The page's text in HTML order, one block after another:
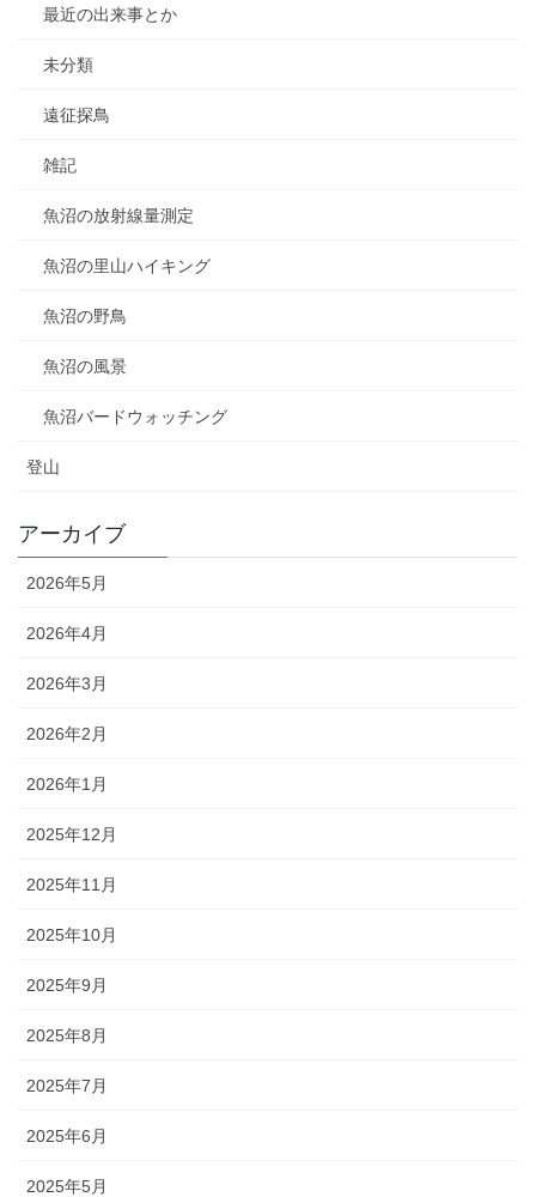
最近の出来事とか
未分類
遠征探鳥
雑記
魚沼の放射線量測定
魚沼の里山ハイキング
魚沼の野鳥
魚沼の風景
魚沼バードウォッチング
登山
アーカイブ
2026年5月
2026年4月
2026年3月
2026年2月
2026年1月
2025年12月
2025年11月
2025年10月
2025年9月
2025年8月
2025年7月
2025年6月
2025年5月